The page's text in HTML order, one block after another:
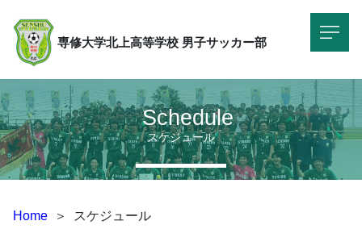
専修大学北上高等学校 男子サッカー部
スケジュール
Schedule
Home ＞ スケジュール